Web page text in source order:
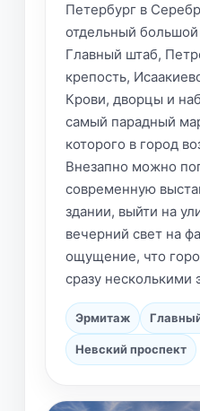
Петербург в
отдельный
Главный штаб,
крепость,
Крови, дворцы и
самый парадный
которого в город
Внезапно можно
современную
здании, выйти на
вечерний свет на
ощущение, что
сразу несколькими
Эрмитаж
Невский проспект